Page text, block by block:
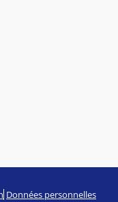
Données personnelles